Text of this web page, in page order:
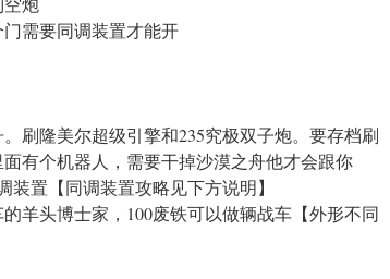
需要同调装置才能开
刷隆美尔超级引擎和235究极双子炮。要存档刷
有个机器人，需要干掉沙漠之舟他才会跟你
置【同调装置攻略见下方说明】
羊头博士家，100废铁可以做辆战车【外形不同